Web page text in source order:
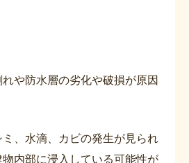
や防水層の劣化や破損が原因
、水滴、カビの発生が見られ
内部に浸入している可能性が